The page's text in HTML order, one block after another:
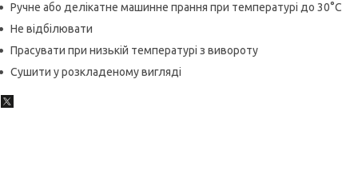
Ручне або делікатне машинне прання при температурі до 30°C
Не відбілювати
Прасувати при низькій температурі з вивороту
Сушити у розкладеному вигляді